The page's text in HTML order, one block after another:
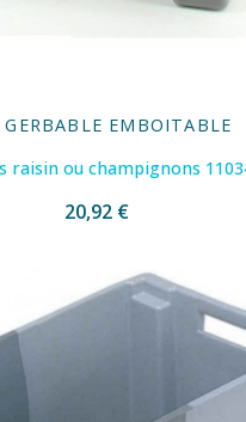
GERBABLE EMBOITABLE
raisin ou champignons
20,92 €